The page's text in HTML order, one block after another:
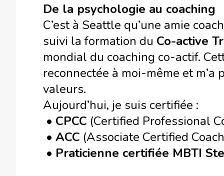
De la psychologie au coaching
C’est à Seattle qu’une amie
suivi la formation du Co-active
mondial du coaching co-actif.
reconnectée à moi-même et m’a
valeurs.
Aujourd’hui, je suis certifiée :
• CPCC (Certified Professional
• ACC (Associate Certified
• Praticienne certifiée MBTI